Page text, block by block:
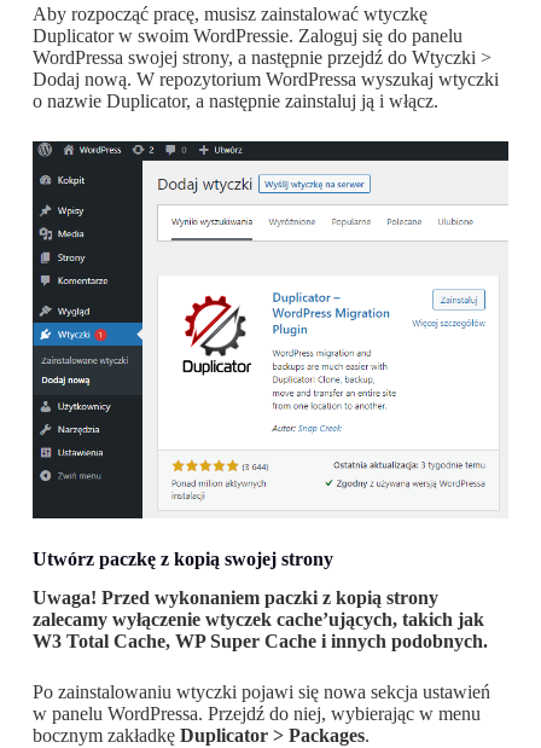
Aby rozpocząć pracę, musisz zainstalować wtyczkę
Duplicator w swoim WordPressie. Zaloguj się do panelu
WordPressa swojej strony, a następnie przejdź do Wtyczki >
Dodaj nową. W repozytorium WordPressa wyszukaj wtyczki
o nazwie Duplicator, a następnie zainstaluj ją i włącz.
Utwórz paczkę z kopią swojej strony
Uwaga! Przed wykonaniem paczki z kopią strony
zalecamy wyłączenie wtyczek cache’ujących, takich jak
W3 Total Cache, WP Super Cache i innych podobnych.
Po zainstalowaniu wtyczki pojawi się nowa sekcja ustawień
w panelu WordPressa. Przejdź do niej, wybierając w menu
bocznym zakładkę Duplicator > Packages.